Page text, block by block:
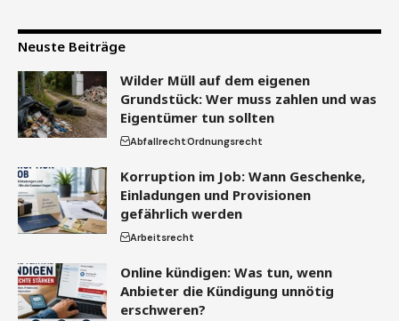
Neuste Beiträge
Wilder Müll auf dem eigenen
Grundstück: Wer muss zahlen und was
Eigentümer tun sollten
AbfallrechtOrdnungsrecht
Korruption im Job: Wann Geschenke,
Einladungen und Provisionen
gefährlich werden
Arbeitsrecht
Online kündigen: Was tun, wenn
Anbieter die Kündigung unnötig
erschweren?